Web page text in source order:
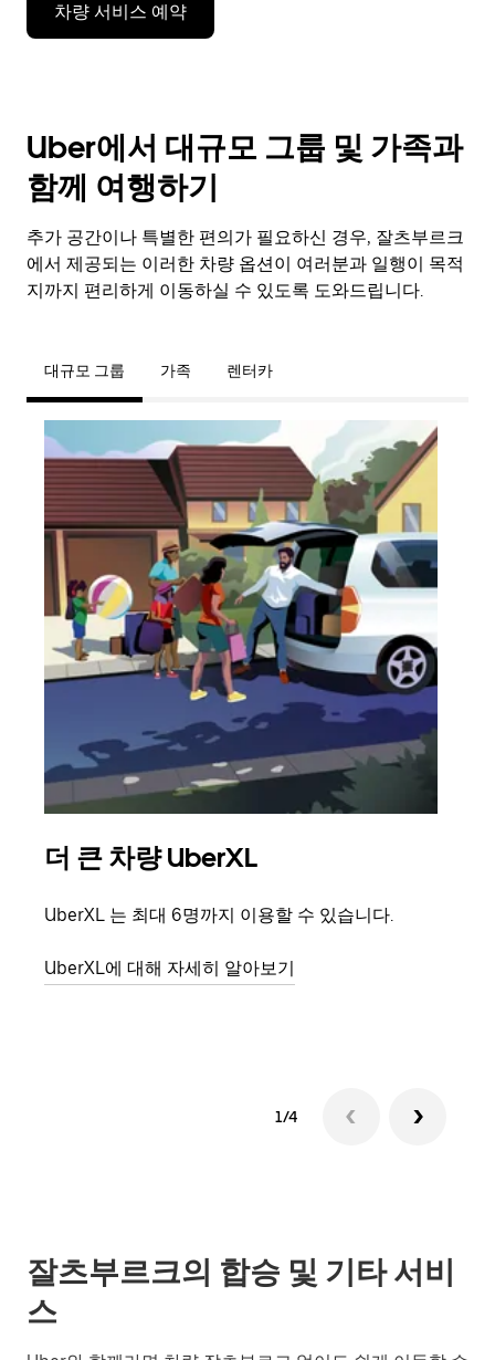
차량 서비스 예약
Uber에서 대규모 그룹 및 가족과
함께 여행하기
추가 공간이나 특별한 편의가 필요하신 경우, 잘츠부르크
에서 제공되는 이러한 차량 옵션이 여러분과 일행이 목적
지까지 편리하게 이동하실 수 있도록 도와드립니다.
대규모 그룹 가족 렌터카
더 큰 차량 UberXL
UberXL 는 최대 6명까지 이용할 수 있습니다.
UberXL에 대해 자세히 알아보기
1/4
잘츠부르크의 합승 및 기타 서비
스